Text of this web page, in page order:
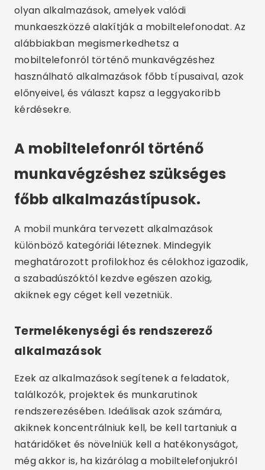
olyan alkalmazások, amelyek valódi
munkaeszközzé alakítják a mobiltelefonodat. Az
alábbiakban megismerkedhetsz a
mobiltelefonról történő munkavégzéshez
használható alkalmazások főbb típusaival, azok
előnyeivel, és választ kapsz a leggyakoribb
kérdésekre.
A mobiltelefonról történő
munkavégzéshez szükséges
főbb alkalmazástípusok.
A mobil munkára tervezett alkalmazások
különböző kategóriái léteznek. Mindegyik
meghatározott profilokhoz és célokhoz igazodik,
a szabadúszóktól kezdve egészen azokig,
akiknek egy céget kell vezetniük.
Termelékenységi és rendszerező
alkalmazások
Ezek az alkalmazások segítenek a feladatok,
találkozók, projektek és munkarutinok
rendszerezésében. Ideálisak azok számára,
akiknek koncentrálniuk kell, be kell tartaniuk a
határidőket és növelniük kell a hatékonyságot,
még akkor is, ha kizárólag a mobiltelefonjukról